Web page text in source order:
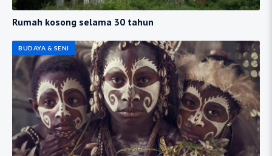
Rumah kosong selama 30 tahun
BUDAYA & SENI